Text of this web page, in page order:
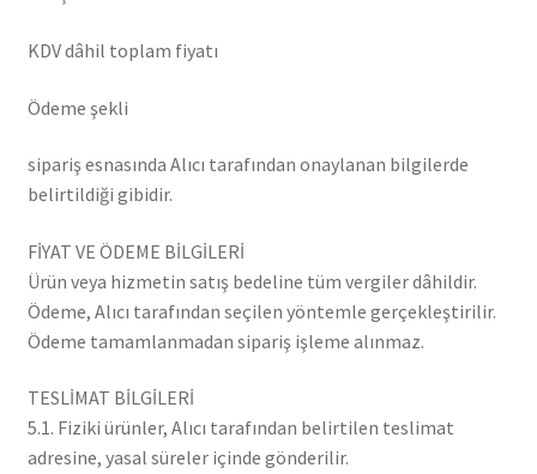
KDV dâhil toplam fiyatı
Ödeme şekli
sipariş esnasında Alıcı tarafından onaylanan bilgilerde
belirtildiği gibidir.
FİYAT VE ÖDEME BİLGİLERİ
Ürün veya hizmetin satış bedeline tüm vergiler dâhildir.
Ödeme, Alıcı tarafından seçilen yöntemle gerçekleştirilir.
Ödeme tamamlanmadan sipariş işleme alınmaz.
TESLİMAT BİLGİLERİ
5.1. Fiziki ürünler, Alıcı tarafından belirtilen teslimat
adresine, yasal süreler içinde gönderilir.